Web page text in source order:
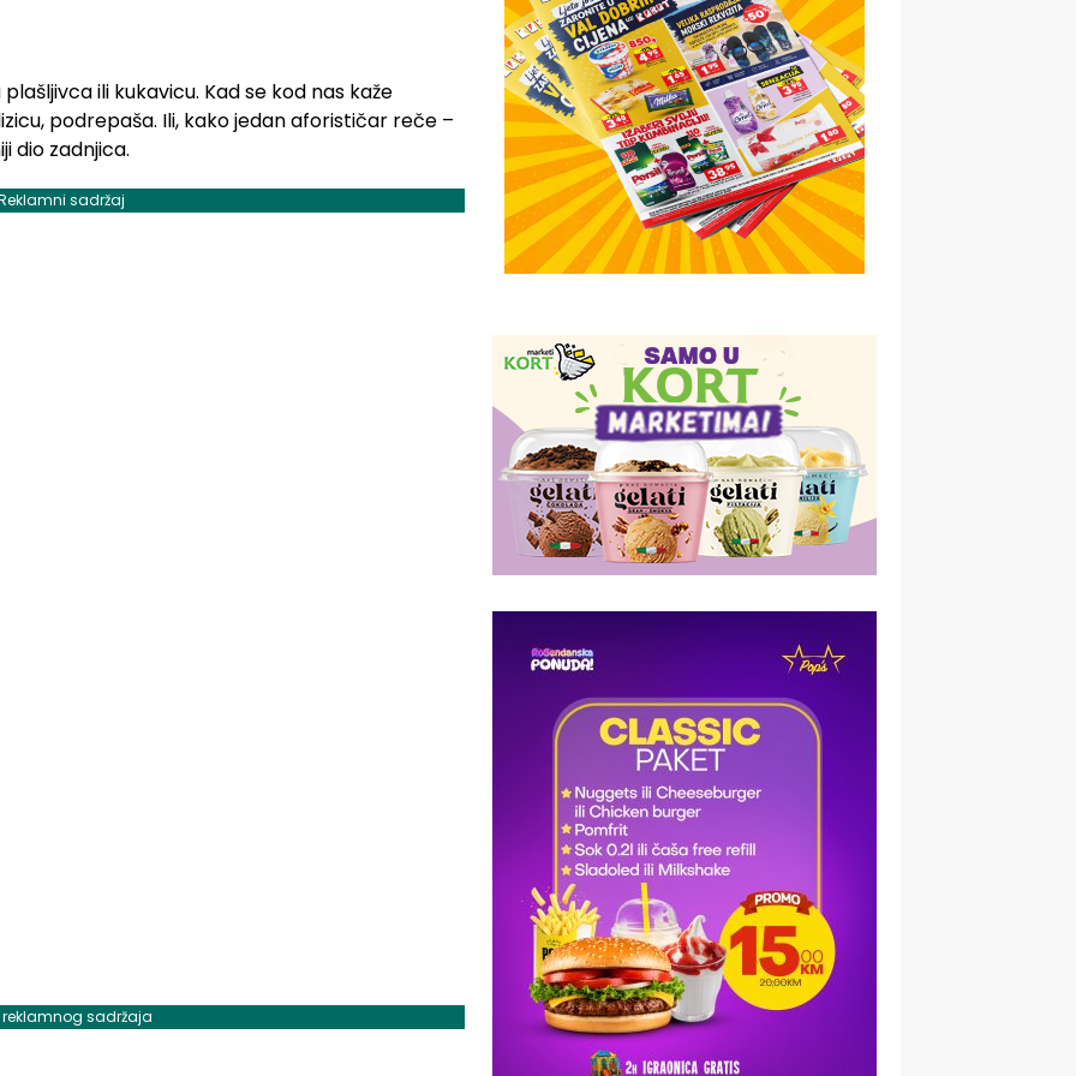
ili kukavicu. Kad se kod nas kaže
podrepaša. Ili, kako jedan aforističar reče –
dio zadnjica.
sadržaj
reklamnog sadržaja